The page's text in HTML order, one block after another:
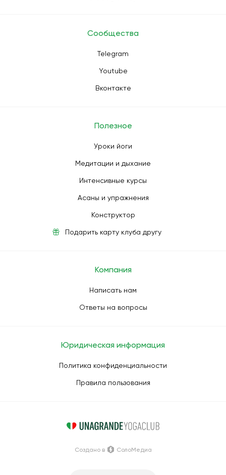
Сообщества
Telegram
Youtube
Вконтакте
Полезное
Уроки йоги
Медитации и дыхание
Интенсивные курсы
Асаны и упражнения
Конструктор
Подарить карту клуба другу
Компания
Написать нам
Ответы на вопросы
Юридическая информация
Политика конфиденциальности
Правила пользования
Создано в СолоМедиа